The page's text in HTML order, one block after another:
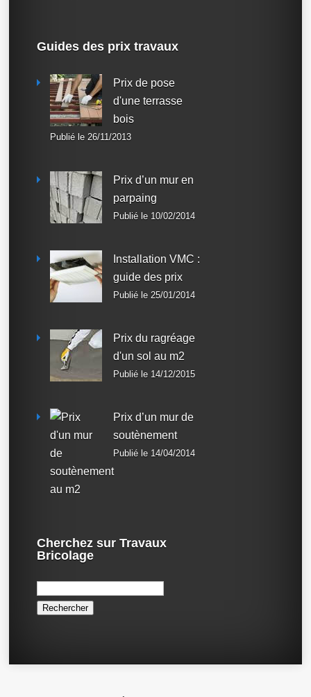
Guides des prix travaux
Prix de pose
d'une terrasse
bois
Publié le 26/11/2013
Prix d’un mur en
parpaing
Publié le 10/02/2014
Installation VMC :
guide des prix
Publié le 25/01/2014
Prix du ragréage
d'un sol au m2
Publié le 14/12/2015
Prix d’un mur de
soutènement
Publié le 14/04/2014
Cherchez sur Travaux
Bricolage
Rechercher :